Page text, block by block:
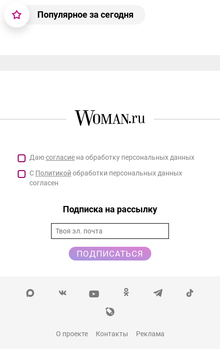
Популярное за сегодня
Даюсогласие на обработку персональных данных
С Политикой обработки персональных данных
согласен
Подписка на рассылку
ПОДПИСАТЬСЯ
О проекте Контакты Реклама